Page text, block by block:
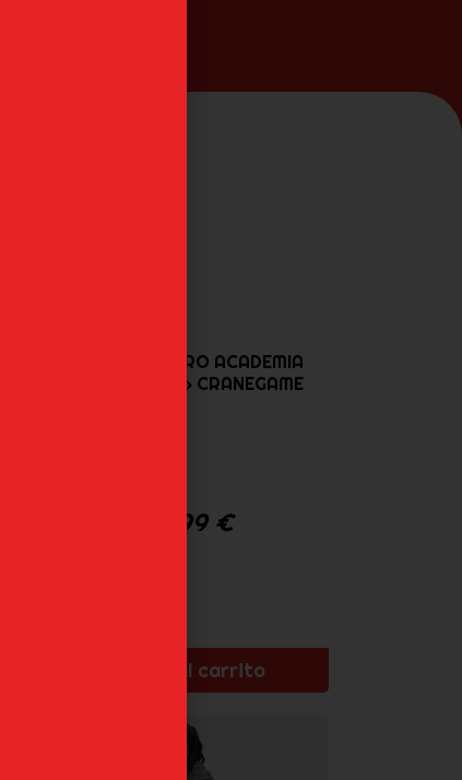
MIRKO MY HERO ACADEMIA
«MAXIMATIC» CRANEGAME
42,99 €
Añadir al carrito